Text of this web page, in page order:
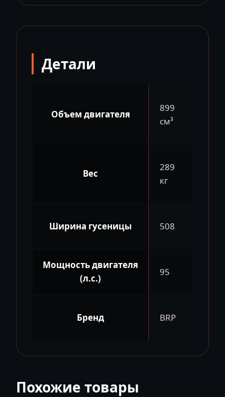
Детали
Объем двигателя
899
см³
Вес
289
кг
Ширина гусеницы 508
Мощность двигателя
(л.с.)
95
Бренд BRP
Похожие товары